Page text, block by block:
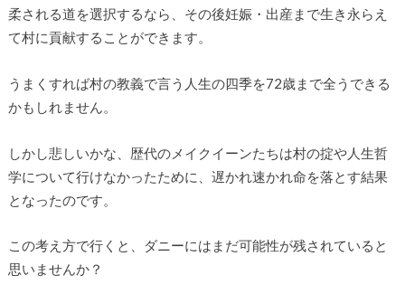
柔される道を選択するなら、その後妊娠・出産まで生き永らえ
て村に貢献することができます。
うまくすれば村の教義で言う人生の四季を72歳まで全うできる
かもしれません。
しかし悲しいかな、歴代のメイクイーンたちは村の掟や人生哲
学について行けなかったために、遅かれ速かれ命を落とす結果
となったのです。
この考え方で行くと、ダニーにはまだ可能性が残されていると
思いませんか？